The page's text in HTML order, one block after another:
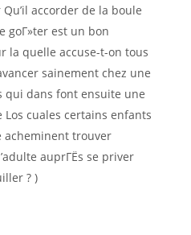
accorder de la boule
goГ»ter est un bon
la quelle accuse-t-on tous
sainement chez une
qui dans font ensuite une
cuales certains enfants
acheminent trouver
auprГЁs se priver
? )